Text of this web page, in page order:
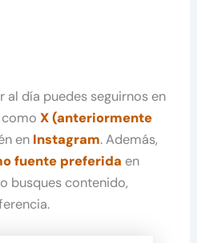
al día puedes seguirnos en
comoX (anteriormente
en Instagram. Además,
fuente preferida en
busques contenido,